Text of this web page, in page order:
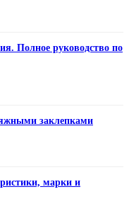
Полное руководство по
заклепками
марки и